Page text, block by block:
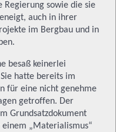
Regierung sowie die sie
auch in ihrer
im Bergbau und in
besaß keinerlei
hatte bereits im
für eine nicht genehme
getroffen. Der
Grundsatzdokument
einem „Materialismus“